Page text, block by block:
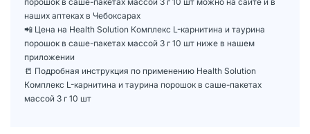
наших аптеках в Чебоксарах
📲 Цена на Health Solution Комплекс L-карнитина и таурина
порошок в саше-пакетах массой 3 г 10 шт ниже в нашем
приложении
📒 Подробная инструкция по применению Health Solution
Комплекс L-карнитина и таурина порошок в саше-пакетах
массой 3 г 10 шт